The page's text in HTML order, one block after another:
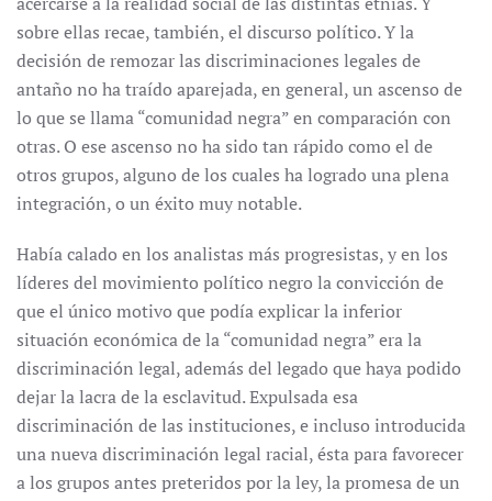
sobre ellas recae, también, el discurso político. Y la
decisión de remozar las discriminaciones legales de
antaño no ha traído aparejada, en general, un ascenso de
lo que se llama “comunidad negra” en comparación con
otras. O ese ascenso no ha sido tan rápido como el de
otros grupos, alguno de los cuales ha logrado una plena
integración, o un éxito muy notable.
Había calado en los analistas más progresistas, y en los
líderes del movimiento político negro la convicción de
que el único motivo que podía explicar la inferior
situación económica de la “comunidad negra” era la
discriminación legal, además del legado que haya podido
dejar la lacra de la esclavitud. Expulsada esa
discriminación de las instituciones, e incluso introducida
una nueva discriminación legal racial, ésta para favorecer
a los grupos antes preteridos por la ley, la promesa de un